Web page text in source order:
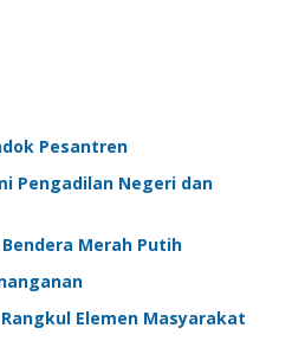
Pesantren
Pengadilan Negeri dan
Merah Putih
Elemen Masyarakat